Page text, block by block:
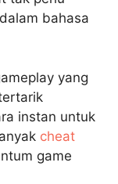
bahasa
yang
instan untuk
cheat
game